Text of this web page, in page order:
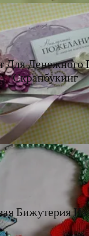
Для Денежного
Скрапбукинг
Бижутерия Из